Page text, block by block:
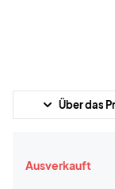
Über das
Ausverkauft